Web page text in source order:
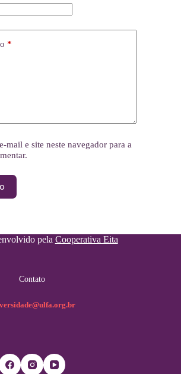
*
mail e site neste navegador para a
pela Cooperativa Eita
Contato